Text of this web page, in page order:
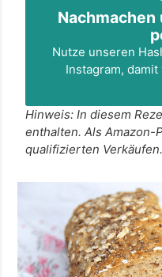
Nutze unseren
Instagram,
Hinweis: In diesem Rezept sind Affiliate-Links
enthalten. Als Amazon-
qualifizierten Verkäufen.